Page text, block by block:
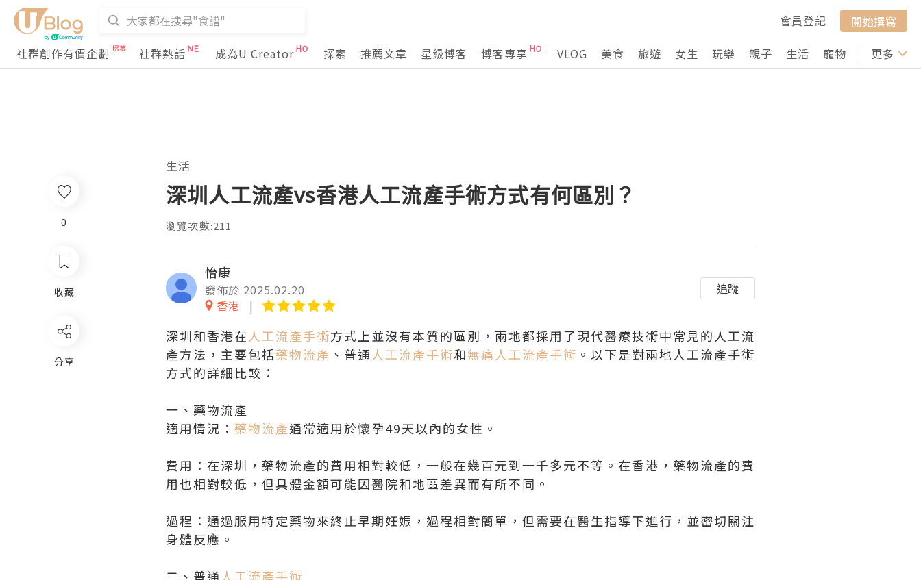
會員登記
開始撰寫
社群創作有價企劃
社群熱話 成為U Creator 探索 推薦文章 星級博客 博客專享 VLOG 美食 旅遊 女生 玩樂 親子 生活 寵物 行山 打卡
更多
生活
深圳人工流產vs香港人工流產手術方式有何區別？
瀏覽次數:211
怡康
發佈於 2025.02.20
香港
追蹤
深圳和香港在 人工流產手術方式上並沒有本質的區別，兩地都採用了現代醫療技術中常見的人工流
產方法，主要包括藥物流產 、普通 人工流產手術和無痛人工流產手術 。以下是對兩地人工流產手術
方式的詳細比較：
一、藥物流產
適用情況： 藥物流產通常適用於懷孕49天以內的女性。
費用：在深圳，藥物流產的費用相對較低，一般在幾百元到一千多元不等。在香港，藥物流產的費
用也相對較低，但具體金額可能因醫院和地區差異而有所不同。
過程：通過服用特定藥物來終止早期妊娠，過程相對簡單，但需要在醫生指導下進行，並密切關注
身體反應。
二、普通 人工流產手術
0
收藏
分享